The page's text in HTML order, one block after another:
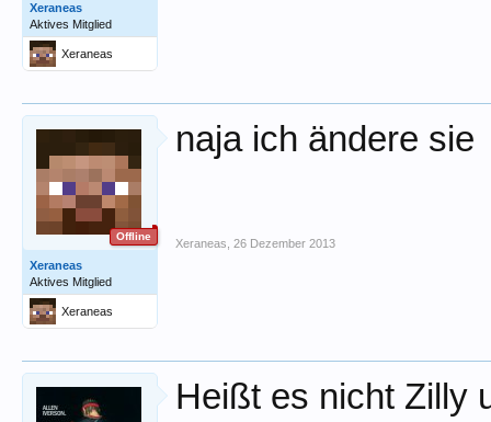
Xeraneas
Aktives Mitglied
Xeraneas
Offline
Xeraneas
Aktives Mitglied
Xeraneas
naja ich ändere sie
Xeraneas 26 Dezember 2013
Heißt es nicht Zilly